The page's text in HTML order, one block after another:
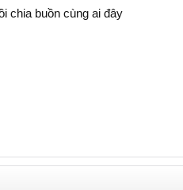
chia buồn cùng ai đây